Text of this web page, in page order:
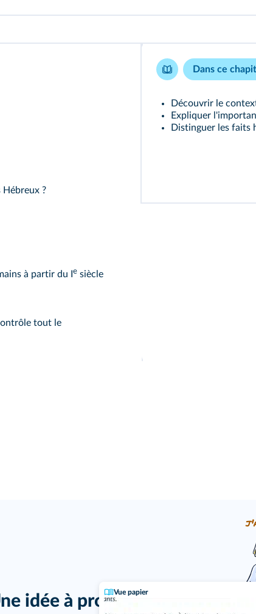
Vue papier
Hébreux ?
à partir du I e siècle
tout le
Dans ce
Découvrir le
Expliquer
Distinguer les faits
idée à proposer ?